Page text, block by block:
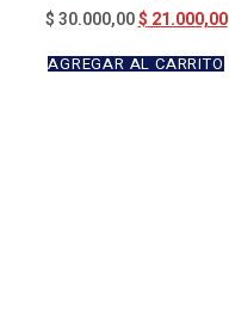
$ 30.000,00 $ 21.000,00
AGREGAR AL CARRITO